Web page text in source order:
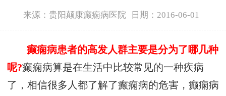
来源：贵阳颠康癫痫病医院 日期：2016-06-01
癫痫病患者的高发人群主要是分为了哪几种
呢?癫痫病算是在生活中比较常见的一种疾病
了，相信很多人都了解了癫痫病的危害，癫痫病